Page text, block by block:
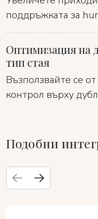
поддръжката за
Оптимизация на
тип стая
Възползвайте се
контрол върху
Подобни